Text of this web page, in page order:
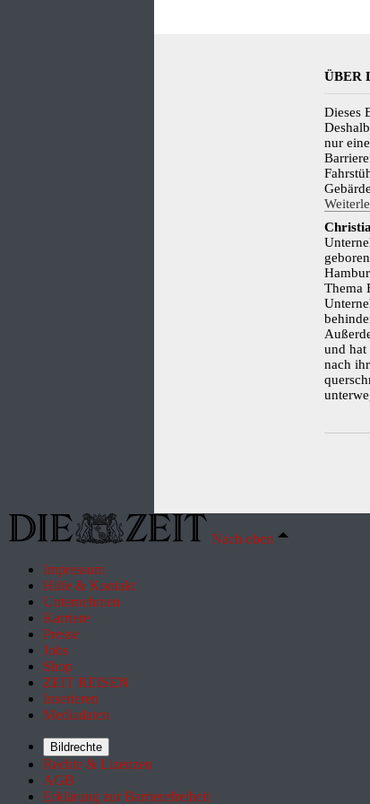
ÜBER
Dieses
nur
Thema
und hat
nach
Nach oben
Impressum
Hilfe & Kontakt
Unternehmen
Karriere
Presse
Jobs
Shop
ZEIT REISEN
Inserieren
Mediadaten
Bildrechte
Rechte & Lizenzen
AGB
Erklärung zur Barrierefreiheit